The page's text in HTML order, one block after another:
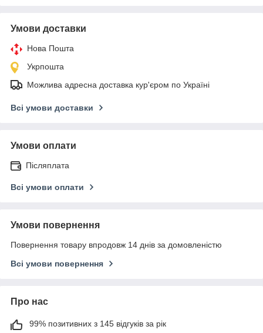
Умови доставки
Нова Пошта
Укрпошта
Можлива адресна доставка кур'єром по Україні
Всі умови доставки
Умови оплати
Післяплата
Всі умови оплати
Умови повернення
Повернення товару впродовж 14 днів за домовленістю
Всі умови повернення
Про нас
99% позитивних з 145 відгуків за рік